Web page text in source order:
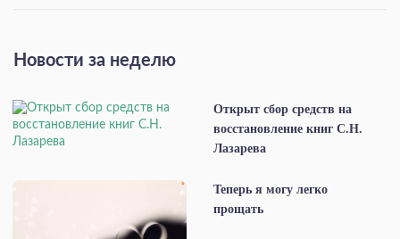
Новости за неделю
Открыт сбор средств на
восстановление книг С.Н.
Лазарева
Теперь я могу легко
прощать